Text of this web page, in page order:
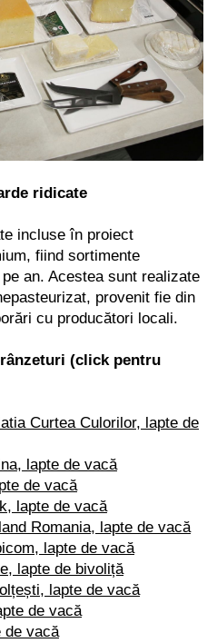
ridicate
incluse în proiect
fiind sortimente
an. Acestea sunt realizate
provenit fie din
cu producători locali.
(click pentru
Curtea Culorilor, lapte de
lapte de vacă
de vacă
lapte de vacă
Romania, lapte de vacă
lapte de vacă
lapte de bivoliță
lapte de vacă
de vacă
de vacă